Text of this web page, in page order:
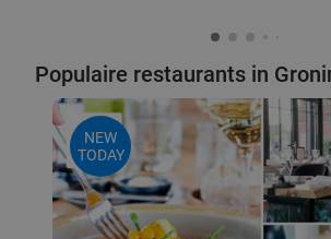
Populaire restaurants in
NEW
TODAY